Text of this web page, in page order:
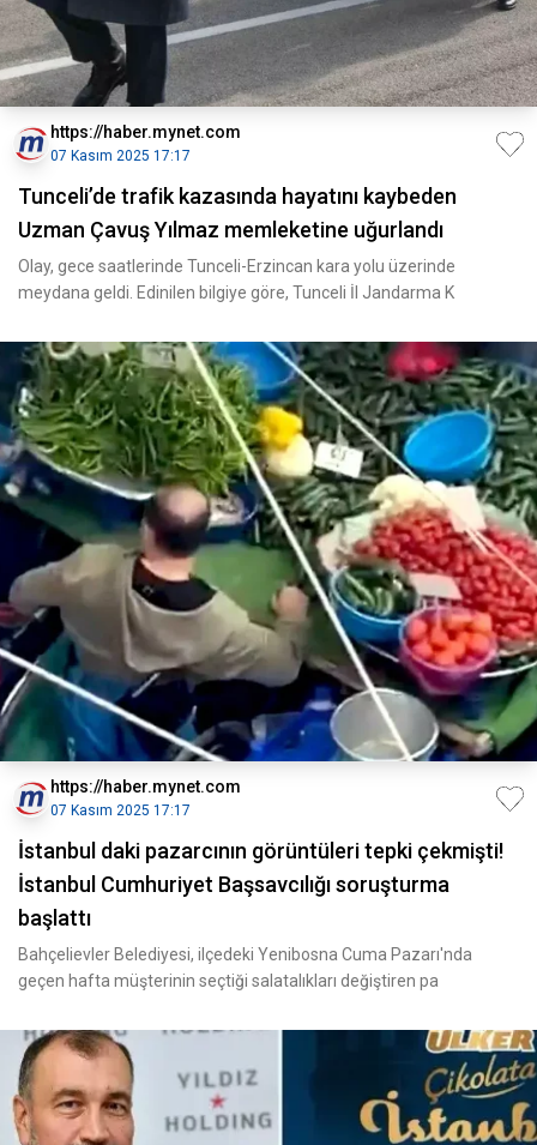
https://haber.mynet.com
07 Kasım 2025 17:17
Tunceli’de trafik kazasında hayatını kaybeden
Uzman Çavuş Yılmaz memleketine uğurlandı
Olay, gece saatlerinde Tunceli-Erzincan kara yolu üzerinde
meydana geldi. Edinilen bilgiye göre, Tunceli İl Jandarma K
https://haber.mynet.com
07 Kasım 2025 17:17
İstanbul daki pazarcının görüntüleri tepki çekmişti!
İstanbul Cumhuriyet Başsavcılığı soruşturma
başlattı
Bahçelievler Belediyesi, ilçedeki Yenibosna Cuma Pazarı'nda
geçen hafta müşterinin seçtiği salatalıkları değiştiren pa